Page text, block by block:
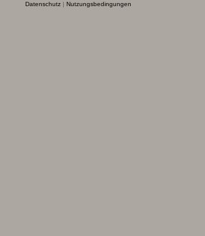
Datenschutz| Nutzungsbedingungen